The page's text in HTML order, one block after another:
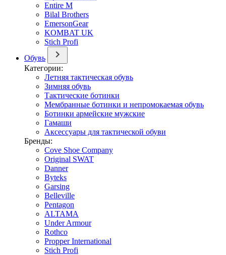
Entire M
Bilal Brothers
EmersonGear
KOMBAT UK
Stich Profi
Обувь
Категории:
Летняя тактическая обувь
Зимняя обувь
Тактические ботинки
Мембранные ботинки и непромокаемая обувь
Ботинки армейские мужские
Гамаши
Аксессуары для тактической обуви
Бренды:
Cove Shoe Company
Original SWAT
Danner
Byteks
Garsing
Belleville
Pentagon
ALTAMA
Under Armour
Rothco
Propper International
Stich Profi